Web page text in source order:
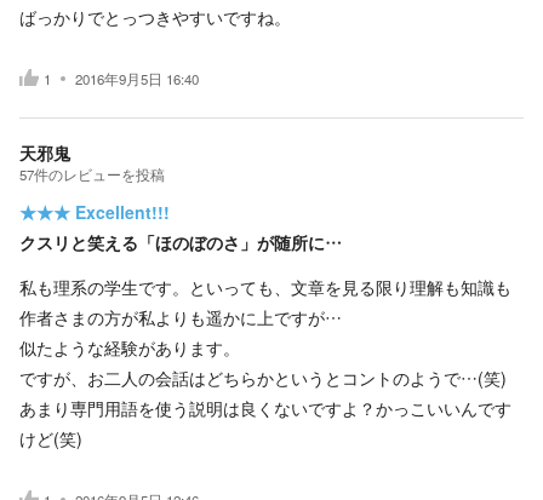
ばっかりでとっつきやすいですね。
1 2016年9月5日 16:40
天邪鬼
57件のレビューを投稿
★★★ Excellent!!!
クスリと笑える「ほのぼのさ」が随所に…
私も理系の学生です。といっても、文章を見る限り理解も知識も
作者さまの方が私よりも遥かに上ですが…
似たような経験があります。
ですが、お二人の会話はどちらかというとコントのようで…(笑)
あまり専門用語を使う説明は良くないですよ？かっこいいんです
けど(笑)